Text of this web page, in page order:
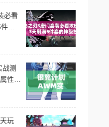
必看
套
战测
性搭
玩